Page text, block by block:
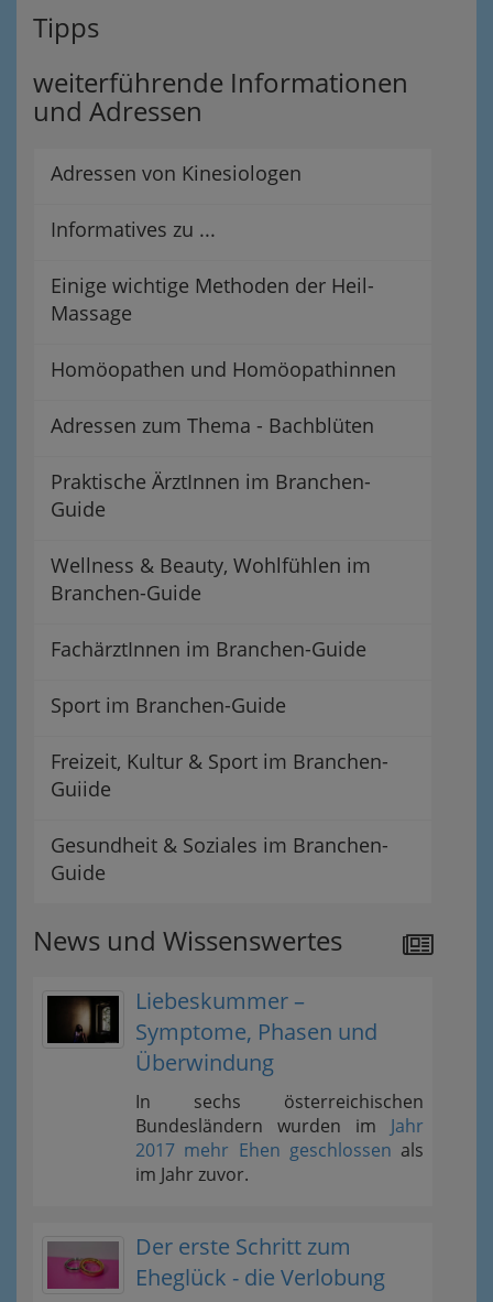
Tipps
weiterführende Informationen
und Adressen
Adressen von Kinesiologen
Informatives zu ...
Einige wichtige Methoden der Heil-
Massage
Homöopathen und Homöopathinnen
Adressen zum Thema - Bachblüten
Praktische ÄrztInnen im Branchen-
Guide
Wellness & Beauty, Wohlfühlen im
Branchen-Guide
FachärztInnen im Branchen-Guide
Sport im Branchen-Guide
Freizeit, Kultur & Sport im Branchen-
Guiide
Gesundheit & Soziales im Branchen-
Guide
News und Wissenswertes
Liebeskummer –
Symptome, Phasen und
Überwindung
In sechs österreichischen
Bundesländern wurden im Jahr
2017 mehr Ehen geschlossen als
im Jahr zuvor.
Der erste Schritt zum
Eheglück - die Verlobung